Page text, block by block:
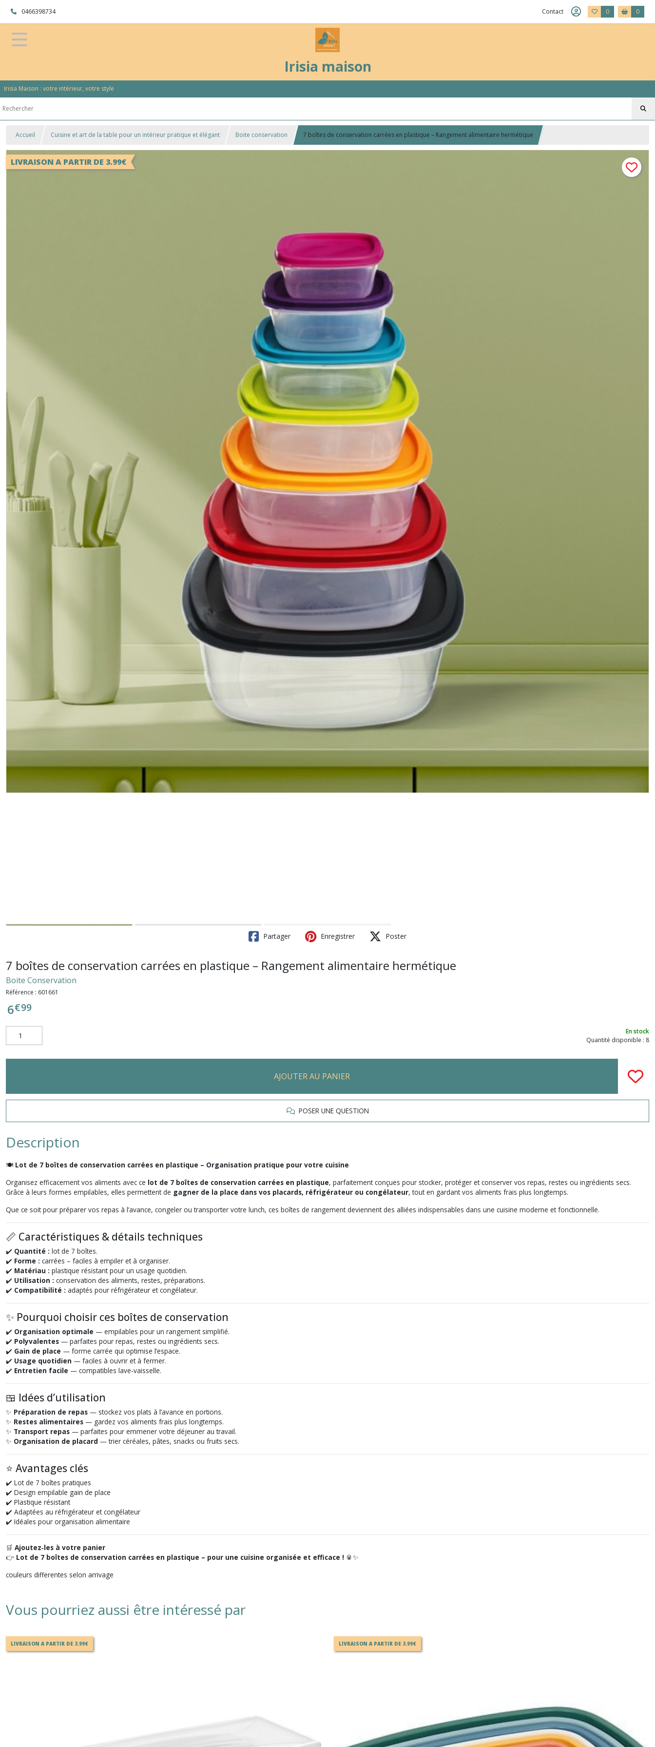
0466398734 Contact 0 0
Irisia maison
Irisia Maison : votre intérieur, votre style
Accueil Cuisine et art de la table pour un intérieur pratique et élégant Boite conservation 7 boîtes de conservation carrées en plastique – Rangement alimentaire hermétique
LIVRAISON A PARTIR DE 3.99€
Partager Enregistrer Poster
7 boîtes de conservation carrées en plastique – Rangement alimentaire hermétique
Boite Conservation
Référence : 601661
6€99
En stock
Quantité disponible : 8
AJOUTER AU PANIER
POSER UNE QUESTION
Description
🍽️ Lot de 7 boîtes de conservation carrées en plastique – Organisation pratique pour votre cuisine
Organisez efficacement vos aliments avec ce lot de 7 boîtes de conservation carrées en plastique, parfaitement conçues pour stocker, protéger et conserver vos repas, restes ou ingrédients secs.
Grâce à leurs formes empilables, elles permettent de gagner de la place dans vos placards, réfrigérateur ou congélateur, tout en gardant vos aliments frais plus longtemps.
Que ce soit pour préparer vos repas à l’avance, congeler ou transporter votre lunch, ces boîtes de rangement deviennent des alliées indispensables dans une cuisine moderne et fonctionnelle.
📏 Caractéristiques & détails techniques
✔️ Quantité : lot de 7 boîtes.
✔️ Forme : carrées – faciles à empiler et à organiser.
✔️ Matériau : plastique résistant pour un usage quotidien.
✔️ Utilisation : conservation des aliments, restes, préparations.
✔️ Compatibilité : adaptés pour réfrigérateur et congélateur.
✨ Pourquoi choisir ces boîtes de conservation
✔️ Organisation optimale — empilables pour un rangement simplifié.
✔️ Polyvalentes — parfaites pour repas, restes ou ingrédients secs.
✔️ Gain de place — forme carrée qui optimise l’espace.
✔️ Usage quotidien — faciles à ouvrir et à fermer.
✔️ Entretien facile — compatibles lave‑vaisselle.
🍱 Idées d’utilisation
✨ Préparation de repas — stockez vos plats à l’avance en portions.
✨ Restes alimentaires — gardez vos aliments frais plus longtemps.
✨ Transport repas — parfaites pour emmener votre déjeuner au travail.
✨ Organisation de placard — trier céréales, pâtes, snacks ou fruits secs.
⭐ Avantages clés
✔️ Lot de 7 boîtes pratiques
✔️ Design empilable gain de place
✔️ Plastique résistant
✔️ Adaptées au réfrigérateur et congélateur
✔️ Idéales pour organisation alimentaire
🛒 Ajoutez‑les à votre panier
👉 Lot de 7 boîtes de conservation carrées en plastique – pour une cuisine organisée et efficace ! 🥫✨
couleurs differentes selon arrivage
Vous pourriez aussi être intéressé par
LIVRAISON A PARTIR DE 3.99€ LIVRAISON A PARTIR DE 3.99€